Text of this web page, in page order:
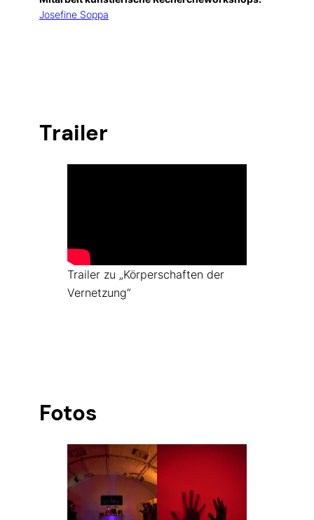
Josefine Soppa
Trailer
Trailer zu „Körperschaften der
Vernetzung“
Fotos